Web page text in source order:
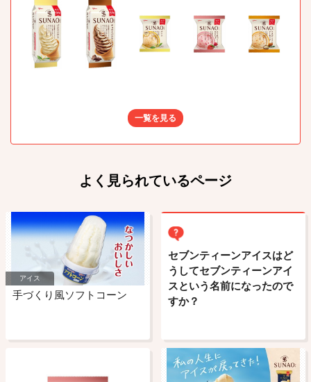
一覧を見る
よく見られているページ
アイス
手づくり風ソフトコーン
セブンティーンアイスはど
うしてセブンティーンアイ
スという名前になったので
すか？